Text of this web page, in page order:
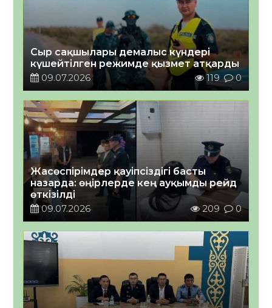
Сыр сақшылары демалыс күндері
күшейтілген режимде қызмет атқарды
09.07.2026
119 0
Жасөспірімдер қауіпсіздігі басты
назарда: өңірлерде кең ауқымды рейд
өткізілді
09.07.2026
209 0